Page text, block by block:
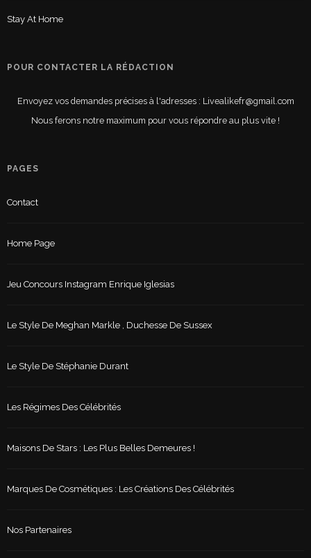
Stay At Home
POUR CONTACTER LA RÉDACTION
Envoyez vos demandes précises à l'adresses : Livealikefr@gmail.com
Nous ferons notre maximum pour vous répondre au plus vite !
PAGES
Contact
Home Page
Jeu Concours Instagram Enrique Iglesias
Le Style De Meghan Markle , Duchesse De Sussex
Le Style De Stéphanie Durant
Les Régimes Des Célébrités
Maisons De Stars : Les Plus Belles Demeures !
Marques De Cosmétiques : Les Créations Des Célébrités
Nos Partenaires